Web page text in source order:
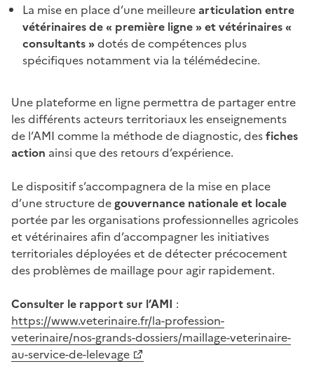
La mise en place d’une meilleurearticulation entre
vétérinaires de « première ligne » et vétérinaires «
consultants »dotés de compétences plus
spécifiques notamment via la télémédecine.
Une plateforme en ligne permettra de partager entre
les différents acteurs territoriaux les enseignements
de l’AMI comme la méthode de diagnostic, desfiches
action ainsi que des retours d’expérience.
Le dispositif s’accompagnera de la mise en place
d’une structure de gouvernance nationale et locale
portée par les organisations professionnelles agricoles
et vétérinaires afin d’accompagner les initiatives
territoriales déployées et de détecter précocement
des problèmes de maillage pour agir rapidement.
Consulter le rapport sur l’AMI :
https://www.veterinaire.fr/la-profession-
veterinaire/nos-grands-dossiers/maillage-veterinaire-
au-service-de-lelevage